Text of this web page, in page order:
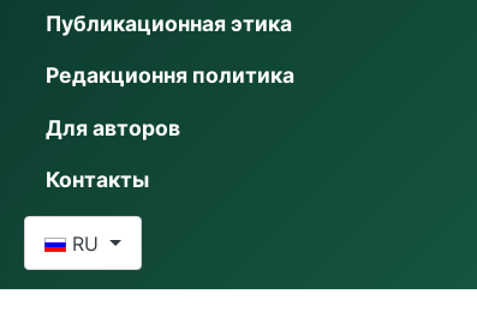
Публикационная этика
Редакционня политика
Для авторов
Контакты
RU